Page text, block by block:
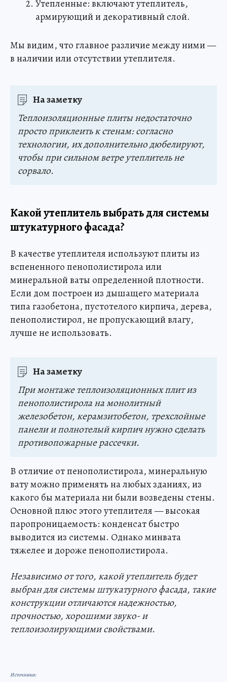
Утепленные: включают утеплитель,
армирующий и декоративный слой.
Мы видим, что главное различие между ними —
в наличии или отсутствии утеплителя.
На заметку
Теплоизоляционные плиты недостаточно
просто приклеить к стенам: согласно
технологии, их дополнительно дюбелируют,
чтобы при сильном ветре утеплитель не
сорвало.
Какой утеплитель выбрать для системы
штукатурного фасада?
В качестве утеплителя используют плиты из
вспененного пенополистирола или
минеральной ваты определенной плотности.
Если дом построен из дышащего материала
типа газобетона, пустотелого кирпича, дерева,
пенополистирол, не пропускающий влагу,
лучше не использовать.
На заметку
При монтаже теплоизоляционных плит из
пенополистирола на монолитный
железобетон, керамзитобетон, трехслойные
панели и полнотелый кирпич нужно сделать
противопожарные рассечки.
В отличие от пенополистирола, минеральную
вату можно применять на любых зданиях, из
какого бы материала ни были возведены стены.
Основной плюс этого утеплителя — высокая
паропроницаемость: конденсат быстро
выводится из системы. Однако минвата
тяжелее и дороже пенополистирола.
Независимо от того, какой утеплитель будет
выбран для системы штукатурного фасада, такие
конструкции отличаются надежностью,
прочностью, хорошими звуко- и
теплоизолирующими свойствами.
Источники: